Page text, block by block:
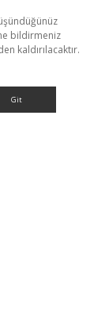
bildirmeniz
kaldırılacaktır.